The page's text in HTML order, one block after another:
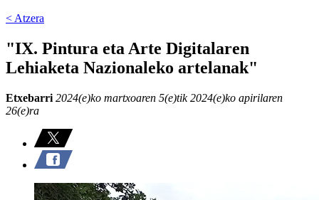
< Atzera
"IX. Pintura eta Arte Digitalaren
Lehiaketa Nazionaleko artelanak"
Etxebarri 2024(e)ko martxoaren 5(e)tik 2024(e)ko apirilaren
26(e)ra